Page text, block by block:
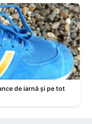
de iarnă și pe tot